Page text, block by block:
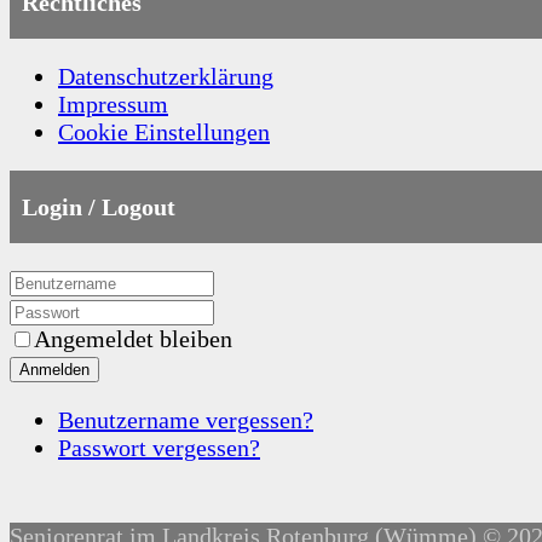
Datenschutzerklärung
Impressum
Cookie Einstellungen
Login / Logout
Angemeldet bleiben
Anmelden
Benutzername vergessen?
Passwort vergessen?
Seniorenrat im Landkreis Rotenburg (Wümme) ©